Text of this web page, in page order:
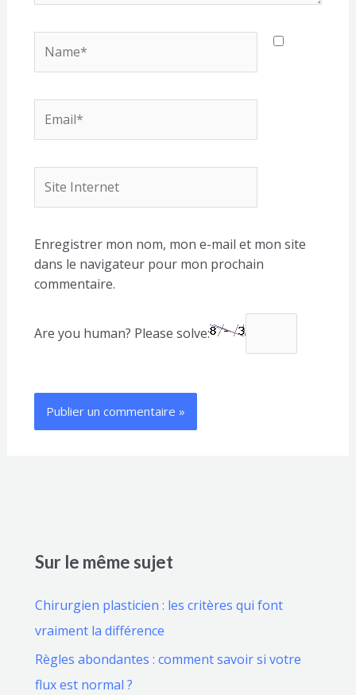
Internet
Enregistrer mon nom, mon e-mail et mon site
dans le navigateur pour mon prochain
commentaire.
Are you human? Please solve:
Sur le même sujet
Chirurgien plasticien : les critères qui font
vraiment la différence
Règles abondantes : comment savoir si votre
flux est normal ?